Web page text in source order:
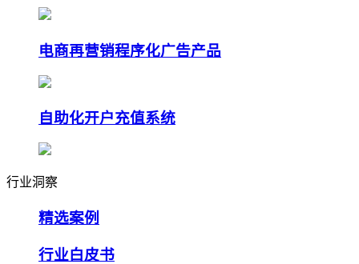
电商再营销程序化广告产品
自助化开户充值系统
行业洞察
精选案例
行业白皮书